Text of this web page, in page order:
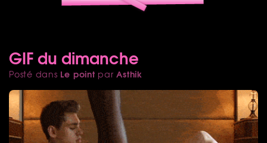
GIF du dimanche
Posté dans Le point parAsthik